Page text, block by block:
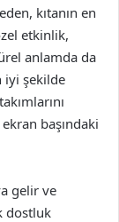
kıtanın en
etkinlik,
anlamda da
iyi şekilde
başındaki
gelir ve
dostluk